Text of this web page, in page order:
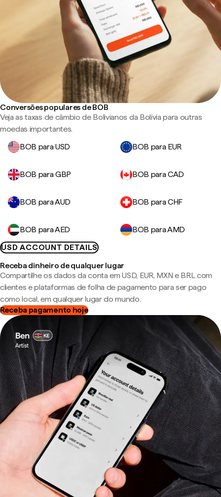
Conversões populares de BOB
Veja as taxas de câmbio de Bolivianos da Bolívia para outras
moedas importantes.
BOB para USD
BOB para EUR
BOB para GBP BOB para CAD
BOB para AUD BOB para CHF
BOB para AED
BOB para AMD
USD ACCOUNT DETAILS
Receba dinheiro de qualquer lugar
Compartilhe os dados da conta em USD, EUR, MXN e BRL com
clientes e plataformas de folha de pagamento para ser pago
como local, em qualquer lugar do mundo.
Receba pagamento hoje